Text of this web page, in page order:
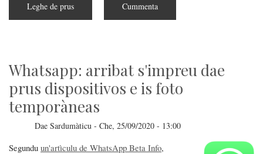
Leghe de prus
atentzione
Cummenta
Whatsapp: arribat s'impreu dae
prus dispositivos e is foto
temporàneas
Dae Sardumàticu - Che, 25/09/2020 - 13:00
Segundu un'artìculu de WhatsApp Beta Info,